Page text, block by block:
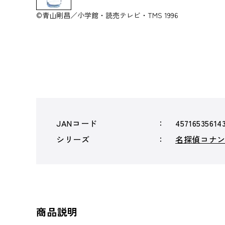
©青山剛昌／小学館・読売テレビ・TMS 1996
JANコード
シリーズ
名探偵コナン
商品説明